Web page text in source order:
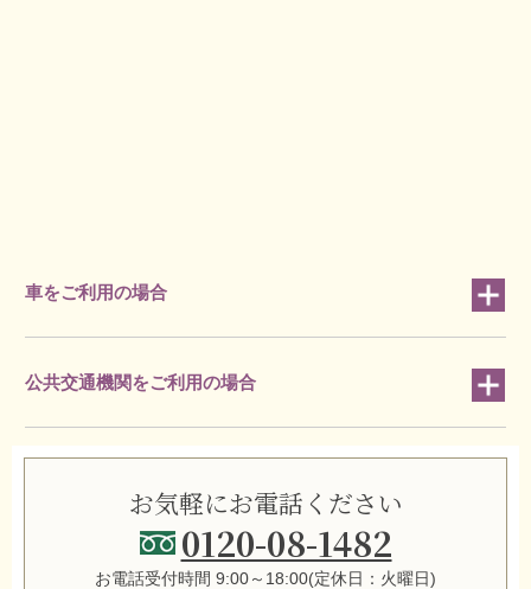
車をご利用の場合
公共交通機関をご利用の場合
お気軽にお電話ください
0120-08-1482
お電話受付時間 9:00～18:00(定休日：火曜日)